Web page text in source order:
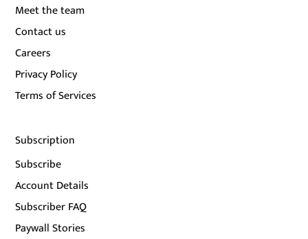
Meet the team
Contact us
Careers
Privacy Policy
Terms of Services
Subscription
Subscribe
Account Details
Subscriber FAQ
Paywall Stories